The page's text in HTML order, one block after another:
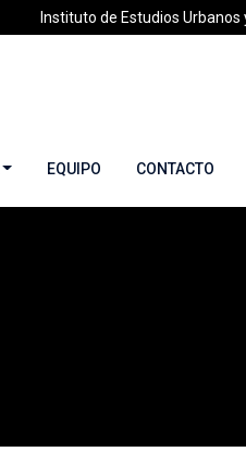
Instituto de Estudios Urbanos
EQUIPO CONTACTO